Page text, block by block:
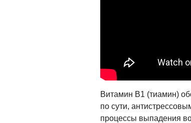
Витамин B1 (тиамин)
по сути,
процессы выпадения